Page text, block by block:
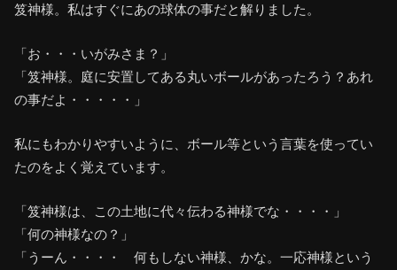
笈神様。私はすぐにあの球体の事だと解りました。
「お・・・いがみさま？」
「笈神様。庭に安置してある丸いボールがあったろう？あれ
の事だよ・・・・・」
私にもわかりやすいように、ボール等という言葉を使ってい
たのをよく覚えています。
「笈神様は、この土地に代々伝わる神様でな・・・・」
「何の神様なの？」
「うーん・・・・ 何もしない神様、かな。一応神様という